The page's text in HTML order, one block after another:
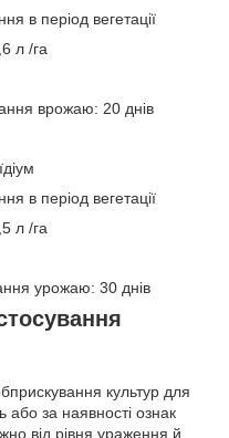
в період вегетації
л /га
врожаю: 20 днів
в період вегетації
л /га
урожаю: 30 днів
культур для
за наявності ознак
від рівня ураження й